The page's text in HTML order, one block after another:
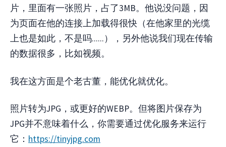
片，里面有一张照片，占了3MB。他说没问题，因
为页面在他的连接上加载得很快（在他家里的光缆
上也是如此，不是吗......），另外他说我们现在传输
的数据很多，比如视频。
我在这方面是个老古董，能优化就优化。
照片转为JPG，或更好的WEBP。但将图片保存为
JPG并不意味着什么，你需要通过优化服务来运行
它： https://tinyjpg.com